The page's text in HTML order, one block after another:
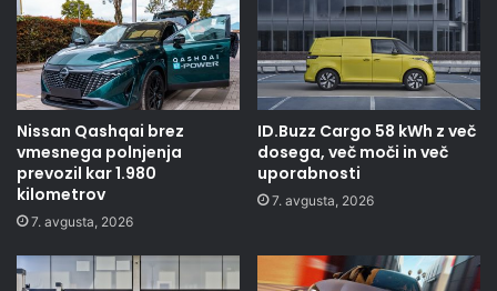
Nissan Qashqai brez
vmesnega polnjenja
prevozil kar 1.980
kilometrov
7. avgusta, 2026
ID.Buzz Cargo 58 kWh z več
dosega, več moči in več
uporabnosti
7. avgusta, 2026